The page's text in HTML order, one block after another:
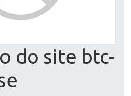
do site btc-